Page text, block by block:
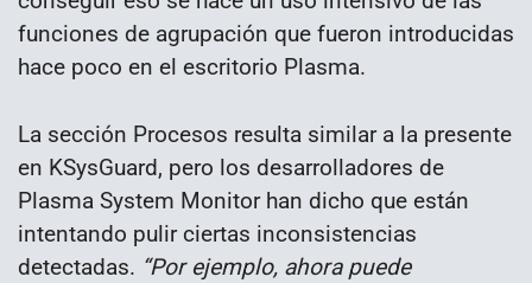
funciones de agrupación que fueron introducidas
hace poco en el escritorio Plasma.
La sección Procesos resulta similar a la presente
en KSysGuard, pero los desarrolladores de
Plasma System Monitor han dicho que están
intentando pulir ciertas inconsistencias
detectadas. “Por ejemplo, ahora puede